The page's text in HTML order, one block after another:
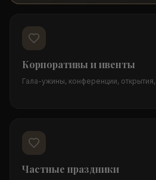
Корпоративы и ивенты
Гала-ужины, конференции,
Частные праздники